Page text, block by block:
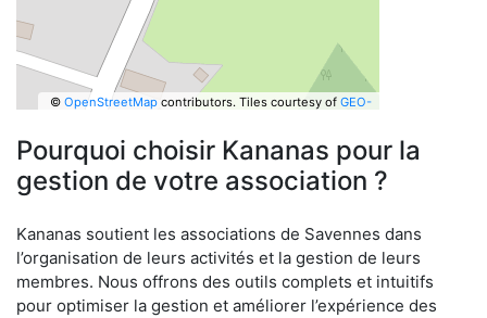
© OpenStreetMapcontributors. Tiles courtesy of GEO-
Pourquoi choisir Kananas pour la
gestion de votre association ?
Kananas soutient les associations de Savennes dans
l’organisation de leurs activités et la gestion de leurs
membres. Nous offrons des outils complets et intuitifs
pour optimiser la gestion et améliorer l’expérience des